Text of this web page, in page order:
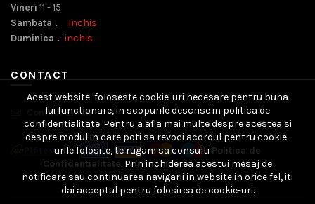
Vineri 11 - 15
Sambata . inchis
Duminica . inchis
CONTACT
Contact Email
Acest website foloseste cookie-uri necesare pentru buna
lui functionare, in scopurile descrise in politica de
confidentialitate. Pentru a afla mai multe despre acestea si
despre modul in care poti sa revoci acordul pentru cookie-
urile folosite, te rugam sa consulti Politica de
Confidentialitate. Prin inchiderea acestui mesaj de
notificare sau continuarea navigarii in website in orice fel, iti
dai acceptul pentru folosirea de cookie-uri.